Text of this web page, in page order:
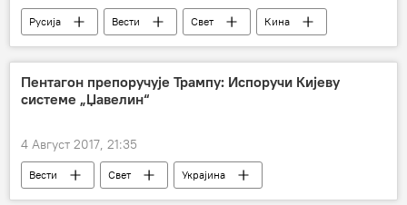
Русија Вести Свет Кина
Пентагон препоручује Трампу: Испоручи Кијеву
системе „Џавелин“
4 Август 2017, 21:35
Вести Свет
Украјина
Европа